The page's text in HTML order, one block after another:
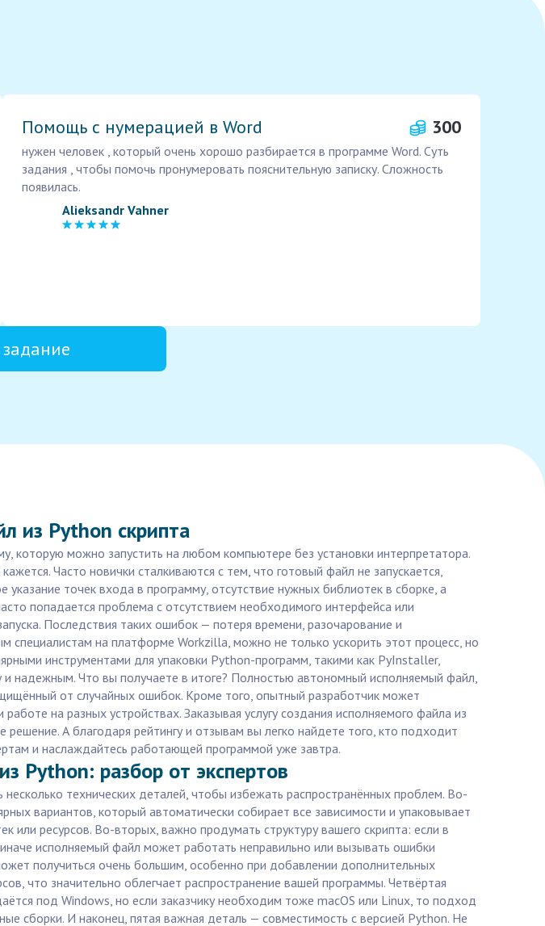
Помощь с нумерацией в Word 300
нужен человек , который очень хорошо разбирается в программе Word. Суть
задания , чтобы помочь пронумеровать пояснительную записку. Сложность
появилась.
Alieksandr Vahner
из Python скрипта
которую можно запустить на любом компьютере без установки интерпретатора.
Часто новички сталкиваются с тем, что готовый файл не запускается,
точек входа в программу, отсутствие нужных библиотек в сборке, а
попадается проблема с отсутствием необходимого интерфейса или
Последствия таких ошибок — потеря времени, разочарование и
на платформе Workzilla, можно не только ускорить этот процесс, но
инструментами для упаковки Python-программ, такими как PyInstaller,
надежным. Что вы получаете в итоге? Полностью автономный исполняемый файл,
от случайных ошибок. Кроме того, опытный разработчик может
на разных устройствах. Заказывая услугу создания исполняемого файла из
А благодаря рейтингу и отзывам вы легко найдете того, кто подходит
и наслаждайтесь работающей программой уже завтра.
Python: разбор от экспертов
технических деталей, чтобы избежать распространённых проблем. Во-
вариантов, который автоматически собирает все зависимости и упаковывает
или ресурсов. Во-вторых, важно продумать структуру вашего скрипта: если в
исполняемый файл может работать неправильно или вызывать ошибки
получиться очень большим, особенно при добавлении дополнительных
что значительно облегчает распространение вашей программы. Четвёртая
под Windows, но если заказчику необходим тоже macOS или Linux, то подход
сборки. И наконец, пятая важная деталь — совместимость с версией Python. Не